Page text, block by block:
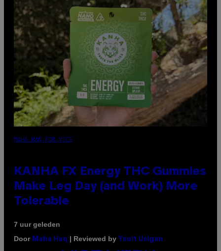
MAHA HAQ FOR VICE
KANHA FX Energy THC Gummies
Make Leg Day (and Work) More
Tolerable
7 uur geleden
Door Maha Haq | Reviewed by Ysolt Usigan